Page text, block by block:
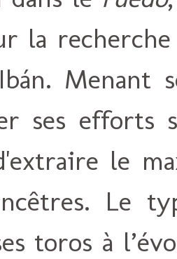
la
Menant
ses efforts
le
Le
toros à